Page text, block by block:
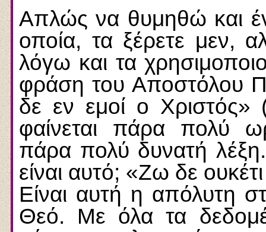
Απλώς να θυμηθώ και
οποία, τα ξέρετε μεν,
λόγω και τα
φράση του Αποστόλου
δε εν εμοί ο
φαίνεται πάρα πολύ
πάρα πολύ δυνατή λέξη.
είναι αυτό; «Ζω δε
Είναι αυτή η απόλυτη
Θεό. Με όλα τα